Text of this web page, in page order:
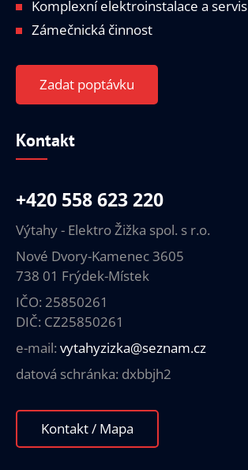
Komplexní elektroinstalace a servis
Zámečnická činnost
Zadat poptávku
Kontakt
+420 558 623 220
Výtahy - Elektro Žižka spol. s r.o.
Nové Dvory-Kamenec 3605
738 01 Frýdek-Místek
IČO: 25850261
DIČ: CZ25850261
e-mail: vytahyzizka@seznam.cz
datová schránka: dxbbjh2
Kontakt / Mapa